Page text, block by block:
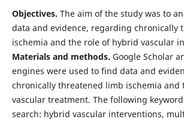
Objectives. The aim of the study was to
data and evidence, regarding chronically
ischemia and the role of hybrid vascular
Materials and methods. Google Scholar
engines were used to find data and
chronically threatened limb ischemia and
vascular treatment. The following
search: hybrid vascular interventions,